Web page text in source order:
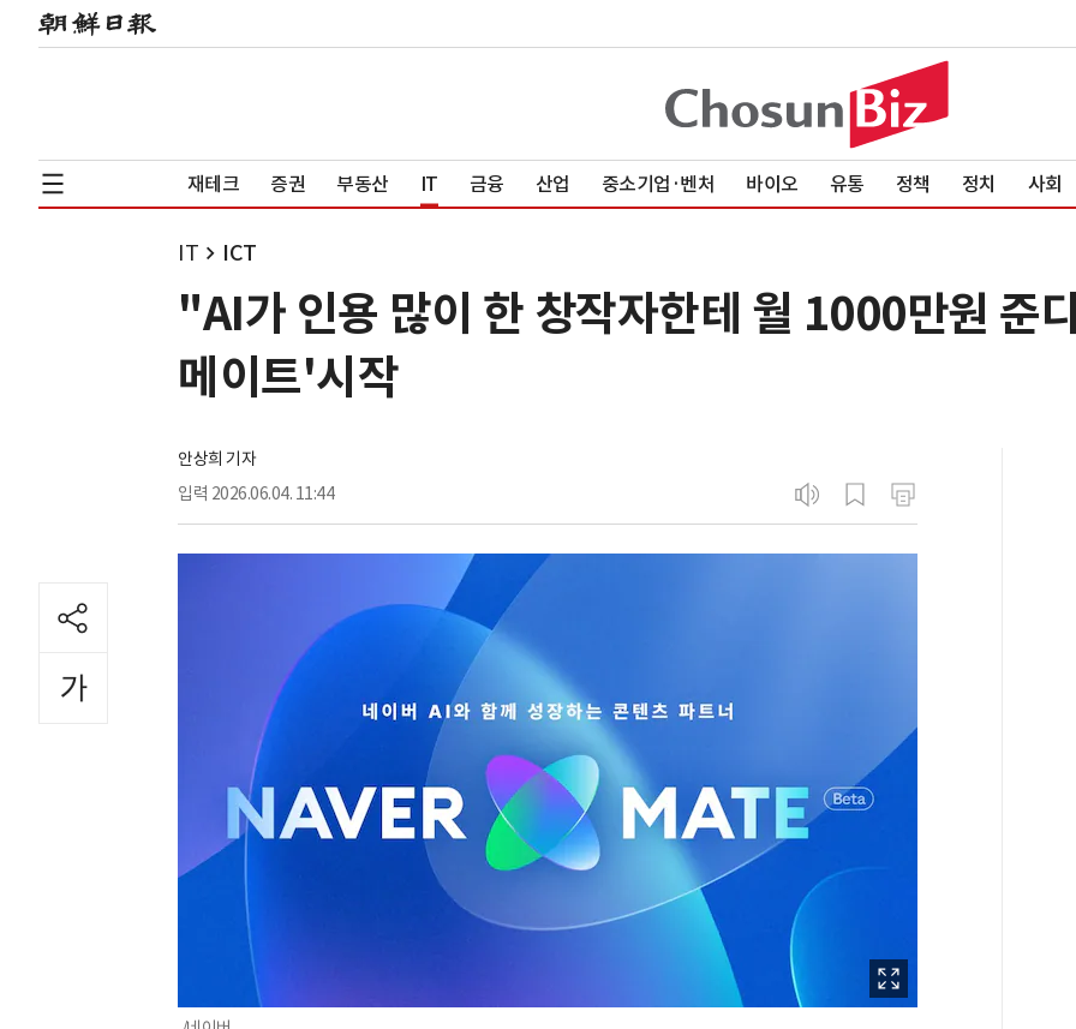
재테크 증권 부동산 IT 금융 산업 중소기업·벤처 바이오 유통 정책 정치 사회
IT ICT
"AI가 인용 많이 한 창작자한테 월 1000만원
메이트'시작
안상희 기자
입력 2026.06.04. 11:44